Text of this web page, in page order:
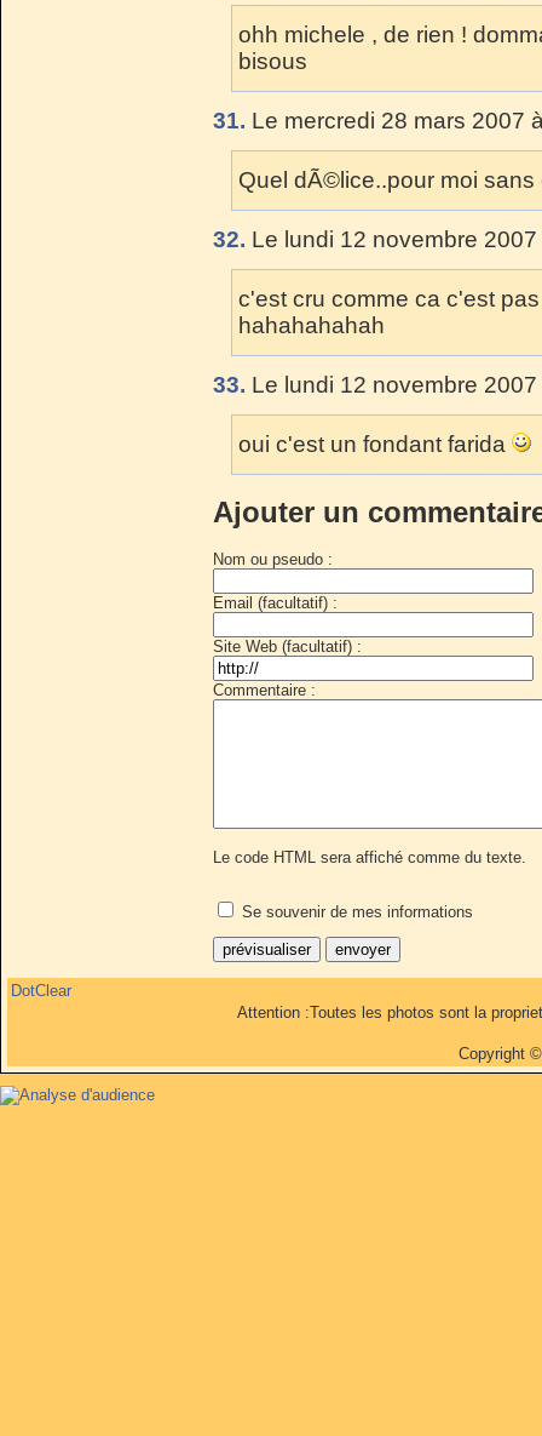
ohh michele , de rien !
bisous
31. Le mercredi 28 mars 2007
Quel dÃ©lice..pour moi sans
32. Le lundi 12 novembre
c'est cru comme ca c'est
hahahahahah
33. Le lundi 12 novembre
oui c'est un fondant farida
Ajouter un
Nom ou pseudo :
Email (facultatif) :
Site Web (facultatif) :
Commentaire :
Le code HTML sera affiché comme du texte.
Se souvenir de mes informations
DotClear
Attention :Toutes les photos sont la
Copyright